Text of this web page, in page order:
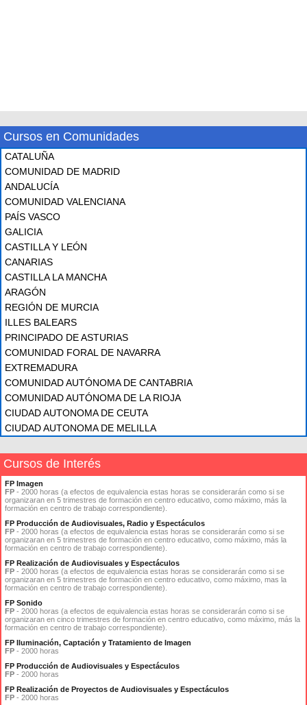
Cursos en Comunidades
CATALUÑA
COMUNIDAD DE MADRID
ANDALUCÍA
COMUNIDAD VALENCIANA
PAÍS VASCO
GALICIA
CASTILLA Y LEÓN
CANARIAS
CASTILLA LA MANCHA
ARAGÓN
REGIÓN DE MURCIA
ILLES BALEARS
PRINCIPADO DE ASTURIAS
COMUNIDAD FORAL DE NAVARRA
EXTREMADURA
COMUNIDAD AUTÓNOMA DE CANTABRIA
COMUNIDAD AUTÓNOMA DE LA RIOJA
CIUDAD AUTONOMA DE CEUTA
CIUDAD AUTONOMA DE MELILLA
Cursos de Interés
FP Imagen
FP - 2000 horas (a efectos de equivalencia estas horas se considerarán como si se
organizaran en 5 trimestres de formación en centro educativo, como máximo, más la
formación en centro de trabajo correspondiente).
FP Producción de Audiovisuales, Radio y Espectáculos
FP - 2000 horas (a efectos de equivalencia estas horas se considerarán como si se
organizaran en 5 trimestres de formación en centro educativo, como máximo, más la
formación en centro de trabajo correspondiente).
FP Realización de Audiovisuales y Espectáculos
FP - 2000 horas (a efectos de equivalencia estas horas se considerarán como si se
organizaran en 5 trimestres de formación en centro educativo, como máximo, mas la
formación en centro de trabajo correspondiente).
FP Sonido
FP - 2000 horas (a efectos de equivalencia estas horas se considerarán como si se
organizaran en cinco trimestres de formación en centro educativo, como máximo, más la
formación en centro de trabajo correspondiente).
FP Iluminación, Captación y Tratamiento de Imagen
FP - 2000 horas
FP Producción de Audiovisuales y Espectáculos
FP - 2000 horas
FP Realización de Proyectos de Audiovisuales y Espectáculos
FP - 2000 horas